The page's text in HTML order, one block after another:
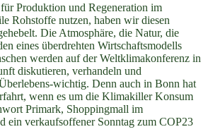
Produktion und Regeneration im
Rohstoffe nutzen, haben wir diesen
Die Atmosphäre, die Natur, die
eines überdrehten Wirtschaftsmodells
werden auf der Weltklimakonferenz in
diskutieren, verhandeln und
wichtig. Denn auch in Bonn hat
wenn es um die Klimakiller Konsum
Primark, Shoppingmall im
ein verkaufsoffener Sonntag zum COP23